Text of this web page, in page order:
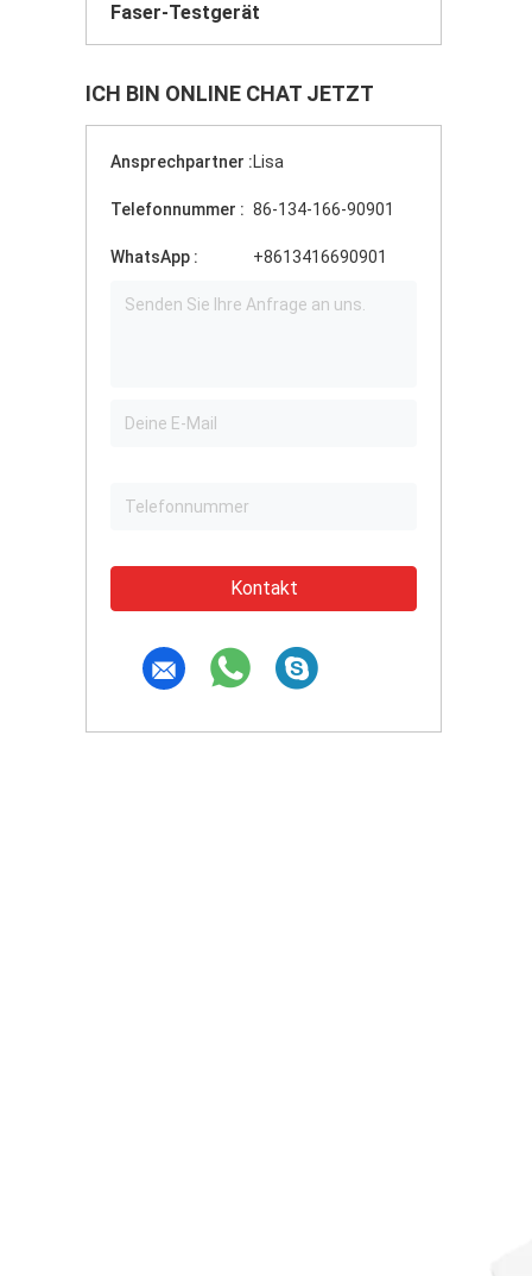
Faser-Testgerät
ICH BIN ONLINE CHAT JETZT
Ansprechpartner :Lisa
Telefonnummer : 86-134-166-90901
WhatsApp : +8613416690901
Kontakt